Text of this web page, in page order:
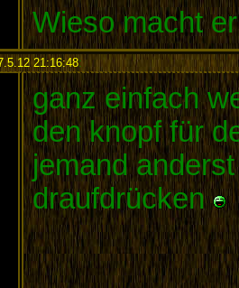
Wieso macht
21:16:48:
ganz einfach
den knopf für
jemand
draufdrücken